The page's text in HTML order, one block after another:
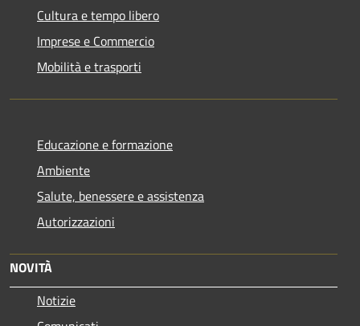
Cultura e tempo libero
Imprese e Commercio
Mobilità e trasporti
Educazione e formazione
Ambiente
Salute, benessere e assistenza
Autorizzazioni
NOVITÀ
Notizie